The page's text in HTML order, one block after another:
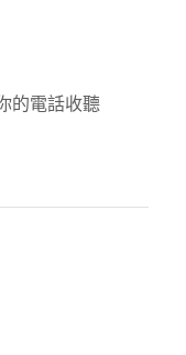
的電話收聽